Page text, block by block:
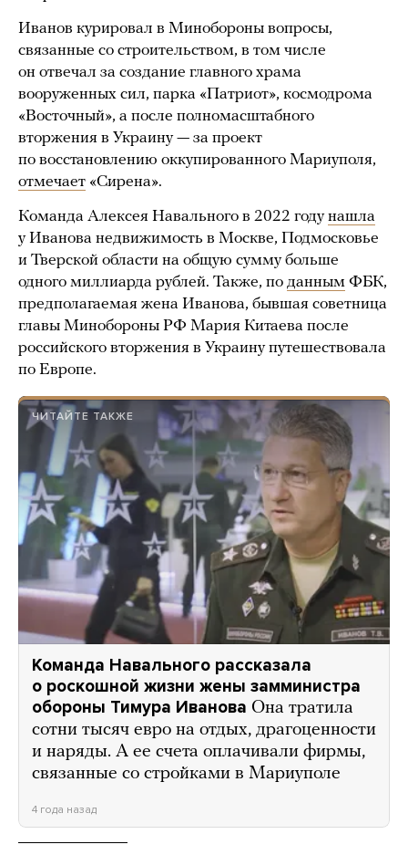
Иванов курировал в Минобороны вопросы,
связанные со строительством, в том числе
он отвечал за создание главного храма
вооруженных сил, парка «Патриот», космодрома
«Восточный», а после полномасштабного
вторжения в Украину — за проект
по восстановлению оккупированного Мариуполя,
отмечает «Сирена».
Команда Алексея Навального в 2022 годунашла
у Иванова недвижимость в Москве, Подмосковье
и Тверской области на общую сумму больше
одного миллиарда рублей. Также, по данным ФБК,
предполагаемая жена Иванова, бывшая советница
главы Минобороны РФ Мария Китаева после
российского вторжения в Украину путешествовала
по Европе.
ЧИТАЙТЕ ТАКЖЕ
Команда Навального рассказала
о роскошной жизни жены замминистра
обороны Тимура Иванова Она тратила
сотни тысяч евро на отдых, драгоценности
и наряды. А ее счета оплачивали фирмы,
связанные со стройками в Мариуполе
4 года назад